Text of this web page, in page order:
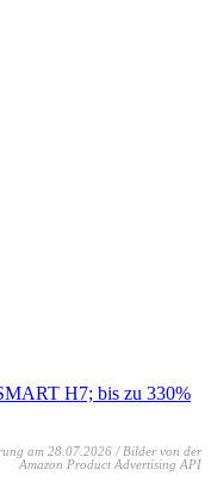
H7; bis zu 330%
am 28.07.2026 / Bilder von der
Amazon Product Advertising API